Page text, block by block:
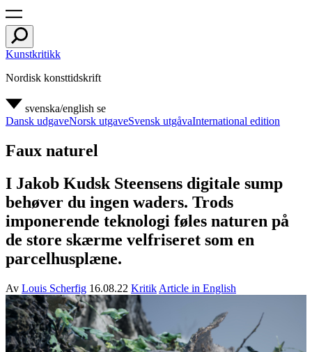
Kunstkritikk
Nordisk konsttidskrift
svenska/english se
Dansk udgaveNorsk utgaveSvensk utgåvaInternational edition
Faux naturel
I Jakob Kudsk Steensens digitale sump
behøver du ingen waders. Trods
imponerende teknologi føles naturen på
de store skærme velfriseret som en
parcelhusplæne.
Av Louis Scherfig 16.08.22 Kritik Article in English